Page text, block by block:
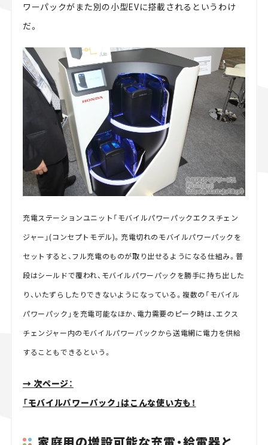
ワーパックがまた別の小型EVに搭載されるというわけ
だ。
充電ステーションユニット「モバイルパワーパックエクスチェン
ジャー」(コンセプトモデル)。充電切れのモバイルパワーパックを
セットすると、フル充電のものが取り出せるようになる仕組み。普
段はシールドで覆われ、モバイルパワーパックを勝手に持ち出した
り、いたずらしたりできないようになっている。複数の「モバイル
パワーパック」を充電可能なほか、電力需要のピーク時は、エクス
チェンジャー内のモバイルパワーパックから送電網に電力を供給
することもできるという。
→ 次ページ：
「モバイルパワーパック」はこんな使い方も！
家庭用の増設可能な充電・給電器と